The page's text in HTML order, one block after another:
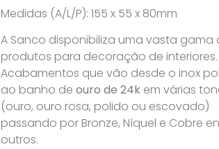
Medidas (A/L/P): 155 x 55 x 80mm
A Sanco disponibiliza uma vasta gama
produtos para decoração de interiores.
Acabamentos que vão desde o inox
ao banho de ouro de 24kem várias
(ouro, ouro rosa, polido ou escovado)
passando por Bronze, Níquel e Cobre
outros.